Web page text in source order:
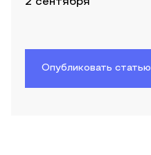
2 сентября
Опубликовать статью